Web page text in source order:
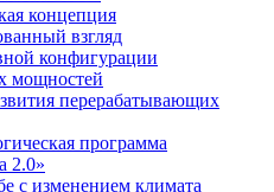
концепция
взгляд
конфигурации
мощностей
перерабатывающих
программа
2.0»
с изменением климата